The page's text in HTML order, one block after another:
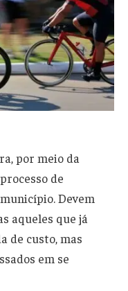
por meio da
de
Devem
aqueles que já
de custo, mas
em se